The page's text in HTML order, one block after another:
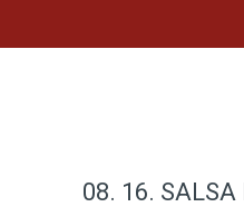
08. 16. SALSA